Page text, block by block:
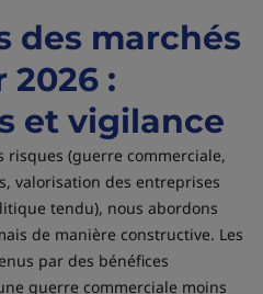
des marchés
:
et vigilance
(guerre commerciale,
valorisation des entreprises
tendu), nous abordons
de manière constructive. Les
par des bénéfices
guerre commerciale moins